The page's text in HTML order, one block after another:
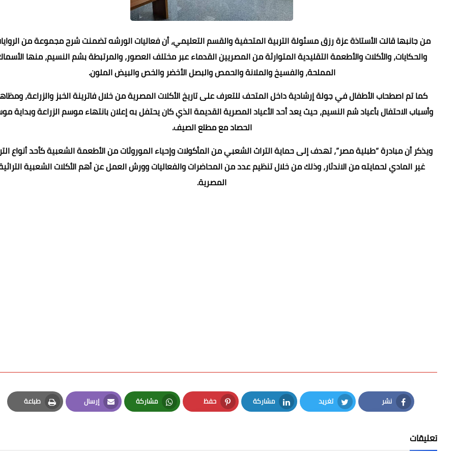
من جانبها قالت الأستاذة عزة رزق مسئولة التربية المتحفية والقسم التعليمي، أن فعاليات الورشه تضمنت شرح مجموعة من
والحكايات، والأكلات والأطعمة التقليدية المتوارثة من المصريين القدماء عبر مختلف العصور، والمرتبطة بشم النسيم، منها
المملحة، والفسيخ والملانة والحمص والبصل الأخضر والخص والبيض الملون.
كما تم اصطحاب الأطفال في جولة إرشادية داخل المتحف للتعرف على تاريخ الأكلات المصرية من خلال فاترينة الخبز والزراعة،
وأسباب الاحتفال بأعياد شم النسيم، حيث يعد أحد الأعياد المصرية القديمة الذي كان يحتفل به إعلان بانتهاء موسم الزراعة وبداية
الحصاد مع مطلع الصيف.
ويذكر أن مبادرة “طبلية مصر”، تهدف إلى حماية التراث الشعبي من المأكولات وإحياء الموروثات من الأطعمة الشعبية كأحد أنواع
غير المادي لحمايته من الاندثار، وذلك من خلال تنظيم عدد من المحاضرات والفعاليات وورش العمل عن أهم الأكلات الشعبية
المصرية.
نشر
Facebook
تغريد
Twitter
مشاركة
LinkedIn
حفظ
Pinterest
مشاركة
Whatsapp
إرسال
Email
طباعة
Print
تعليقات